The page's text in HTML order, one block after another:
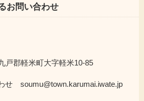
お問い合わせ
戸郡軽米町大字軽米10-85
せ soumu@town.karumai.iwate.jp